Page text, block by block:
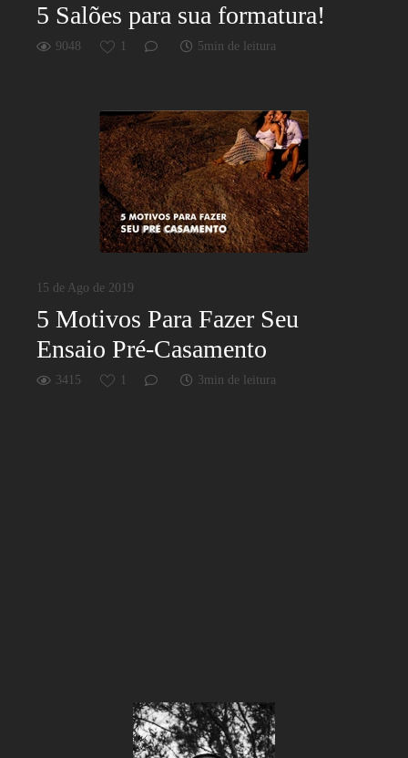
5 Salões para sua formatura!
9048 5min de leitura
15 de Ago de 2019
5 Motivos Para Fazer Seu
Ensaio Pré-Casamento
3415 3min de leitura